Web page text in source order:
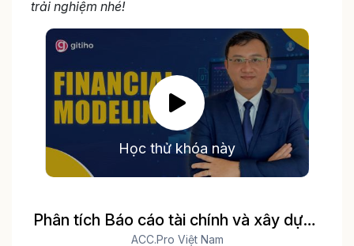
trải nghiệm nhé!
Học thử khóa này
Phân tích Báo cáo tài chính và xây dựng
Mô hình tài chính cho nhà quản lý
ACC.Pro Việt Nam